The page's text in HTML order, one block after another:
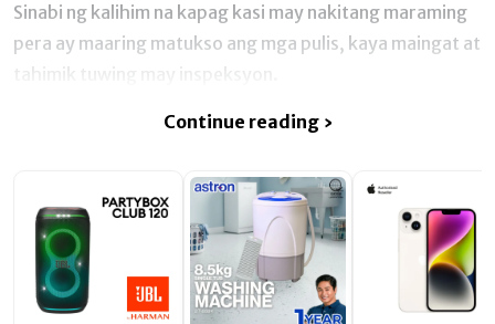
Sinabi ng kalihim na kapag kasi may nakitang maraming
pera ay maaring matukso ang mga pulis, kaya maingat at
Continue reading ›